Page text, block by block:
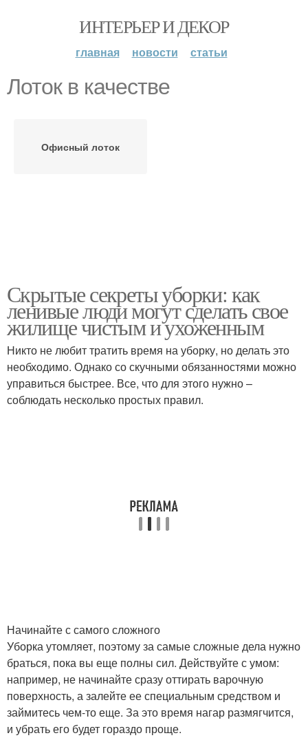
ИНТЕРЬЕР И ДЕКОР
главная новости статьи
Лоток в качестве
Офисный лоток
Скрытые секреты уборки: как
ленивые люди могут сделать свое
жилище чистым и ухоженным
Никто не любит тратить время на уборку, но делать это
необходимо. Однако со скучными обязанностями можно
управиться быстрее. Все, что для этого нужно –
соблюдать несколько простых правил.
Начинайте с самого сложного
Уборка утомляет, поэтому за самые сложные дела нужно
браться, пока вы еще полны сил. Действуйте с умом:
например, не начинайте сразу оттирать варочную
поверхность, а залейте ее специальным средством и
займитесь чем-то еще. За это время нагар размягчится,
и убрать его будет гораздо проще.